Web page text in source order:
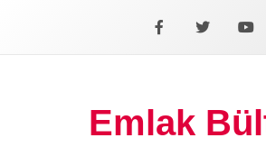
Facebook
X
Emlak